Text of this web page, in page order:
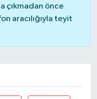
çıkmadan önce
aracılığıyla teyit